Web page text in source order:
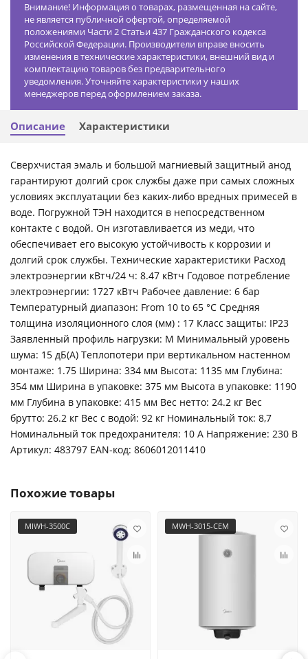
Внимание! Информация о товарах, размещенная на сайте,
не является публичной офертой, определяемой
положениями Части 2 Статьи 437 Гражданского кодекса
Российской Федерации. Производители вправе вносить
изменения в технические характеристики, внешний вид и
комплектацию товаров без предварительного
уведомления. Уточняйте характеристики у наших
менеджеров перед оформлением заказа.
Описание Характеристики
Сверхчистая эмаль и большой магниевый защитный анод
гарантируют долгий срок службы даже при самых сложных
условиях эксплуатации без каких-либо вредных примесей в
воде. Погружной ТЭН находится в непосредственном
контакте с водой. Он изготавливается из меди, что
обеспечивает его высокую устойчивость к коррозии и
долгий срок службы. Технические характеристики Расход
электроэнергии кВтч/24 ч: 8.47 кВтч Годовое потребление
электроэнергии: 1727 кВтч Рабочее давление: 6 бар
Температурный диапазон: From 10 to 65 °C Средняя
толщина изоляционного слоя (мм) : 17 Класс защиты: IP23
Заявленный профиль нагрузки: M Минимальный уровень
шума: 15 дБ(А) Теплопотери при вертикальном настенном
монтаже: 1.75 Ширина: 334 мм Высота: 1135 мм Глубина:
354 мм Ширина в упаковке: 375 мм Высота в упаковке: 1190
мм Глубина в упаковке: 415 мм Вес нетто: 24.2 кг Вес
брутто: 26.2 кг Вес с водой: 92 кг Номинальный ток: 8,7
Номинальный ток предохранителя: 10 A Напряжение: 230 B
Артикул: 483797 ЕАN-код: 8606012011410
Похожие товары
MIWH-3500C MWH-3015-CEM